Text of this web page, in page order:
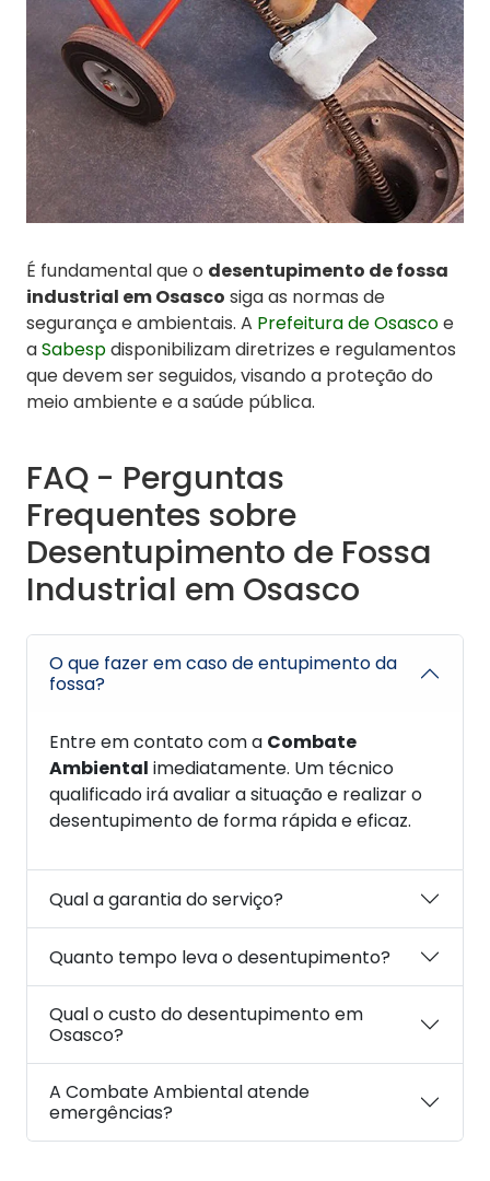
É fundamental que o desentupimento de fossa
industrial em Osasco siga as normas de
segurança e ambientais. A Prefeitura de Osascoe
aSabespdisponibilizam diretrizes e regulamentos
que devem ser seguidos, visando a proteção do
meio ambiente e a saúde pública.
FAQ - Perguntas
Frequentes sobre
Desentupimento de Fossa
Industrial em Osasco
O que fazer em caso de entupimento da
fossa?
Entre em contato com a Combate
Ambiental imediatamente. Um técnico
qualificado irá avaliar a situação e realizar o
desentupimento de forma rápida e eficaz.
Qual a garantia do serviço?
Quanto tempo leva o desentupimento?
Qual o custo do desentupimento em
Osasco?
A Combate Ambiental atende
emergências?